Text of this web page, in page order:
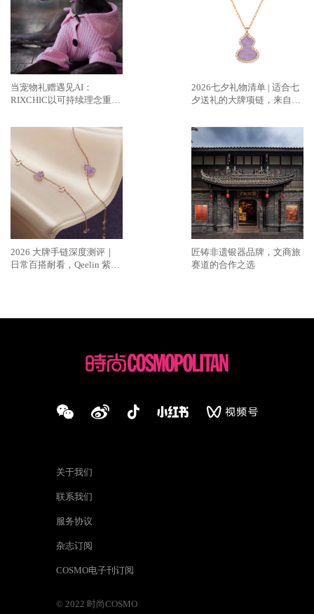
当宠物礼赠遇见AI：
RIXCHIC以可持续理念重塑
2026七夕礼物清单 | 适合七
夕送礼的大牌项链，来自
2026 大牌手链深度测评｜
日常百搭耐看，Qeelin 紫翡
匠铸非遗银器品牌，文商旅
赛道的合作之选
关于我们
联系我们
服务协议
杂志订阅
COSMO电子刊订阅
© 2022 时尚COSMO